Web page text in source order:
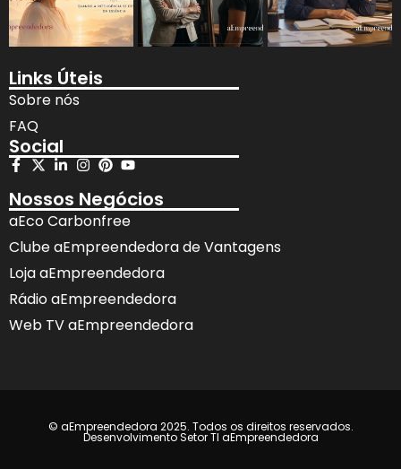
Links Úteis
Sobre nós
FAQ
Social
Nossos Negócios
aEco Carbonfree
Clube aEmpreendedora de Vantagens
Loja aEmpreendedora
Rádio aEmpreendedora
Web TV aEmpreendedora
© aEmpreendedora 2025. Todos os direitos reservados.
Desenvolvimento Setor TI aEmpreendedora